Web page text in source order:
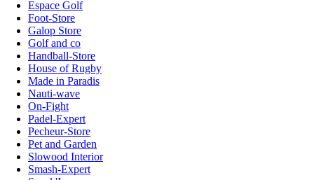
Espace Golf
Foot-Store
Galop Store
Golf and co
Handball-Store
House of Rugby
Made in Paradis
Nauti-wave
On-Fight
Padel-Expert
Pecheur-Store
Pet and Garden
Slowood Interior
Smash-Expert